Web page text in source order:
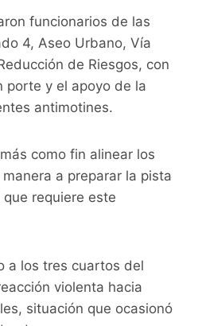
funcionarios de las
4, Aseo Urbano, Vía
de Riesgos, con
porte y el apoyo de la
antimotines.
como fin alinear los
a preparar la pista
requiere este
a los tres cuartos del
violenta hacia
situación que ocasionó